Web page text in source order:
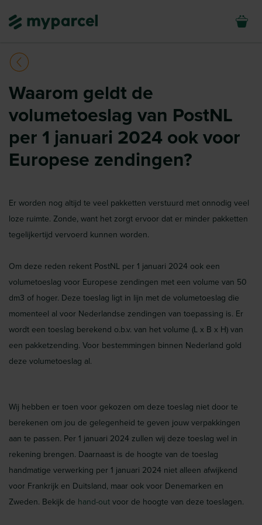
Waarom geldt de
volumetoeslag van PostNL
per 1 januari 2024 ook voor
Europese zendingen?
Er worden nog altijd te veel pakketten verstuurd met onnodig veel
loze ruimte. Zonde, want het zorgt ervoor dat er minder pakketten
tegelijkertijd vervoerd kunnen worden.
Om deze reden rekent PostNL per 1 januari 2024 ook een
volumetoeslag voor Europese zendingen met een volume van 50
dm3 of hoger. Deze toeslag ligt in lijn met de volumetoeslag die
momenteel al voor Nederlandse zendingen van toepassing is. Er
wordt een toeslag berekend o.b.v. van het volume (L x B x H) van
een pakketzending. Voor bestemmingen binnen Nederland gold
deze volumetoeslag al.
Wij hebben er toen voor gekozen om deze toeslag niet door te
berekenen om jou de gelegenheid te geven jouw verpakkingen
aan te passen. Per 1 januari 2024 zullen wij deze toeslag wel in
rekening brengen. Daarnaast is de hoogte van de toeslag
handmatige verwerking per 1 januari 2024 niet alleen afwijkend
voor Frankrijk en Duitsland, maar ook voor Denemarken en
Zweden. Bekijk de hand-out voor de hoogte van deze toeslagen.